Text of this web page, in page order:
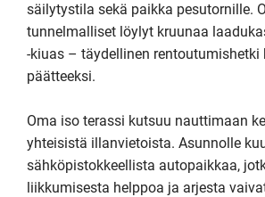
säilytystila sekä paikka pesutornille.
tunnelmalliset löylyt kruunaa
-kiuas – täydellinen rentoutumishetki
päätteeksi.
Oma iso terassi kutsuu nauttimaan
yhteisistä illanvietoista. Asunnolle
sähköpistokkeellista autopaikkaa,
liikkumisesta helppoa ja arjesta